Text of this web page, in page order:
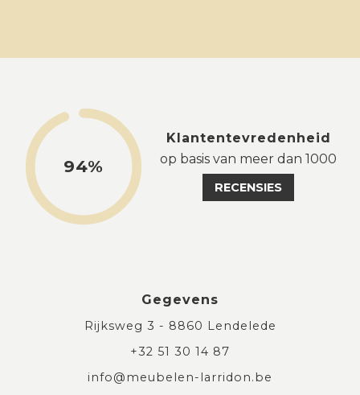
94%
Klantentevredenheid
op basis van meer dan 1000
RECENSIES
Gegevens
Rijksweg 3 - 8860 Lendelede
+32 51 30 14 87
info@meubelen-larridon.be